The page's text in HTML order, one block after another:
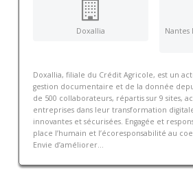
Doxallia
Nantes
Doxallia, filiale du Crédit Agricole, est un
gestion documentaire et de la donnée
de 500 collaborateurs, répartis sur 9 sites,
entreprises dans leur transformation
innovantes et sécurisées. Engagée et
place l’humain et l’écoresponsabilité au
Envie d’améliorer...